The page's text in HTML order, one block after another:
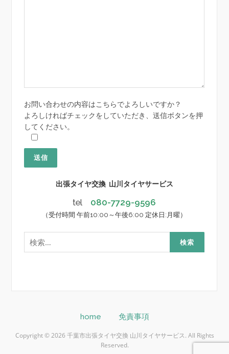
お問い合わせの内容はこちらでよろしいですか？
よろしければチェックをしていただき、送信ボタンを押
してください。
出張タイヤ交換 山川タイヤサービス
tel 080-7729-9596
（受付時間 午前10:00～午後6:00 定休日:月曜）
検
索:
home 免責事項
Copyright © 2026 千葉市出張タイヤ交換 山川タイヤサービス. All Rights
Reserved.